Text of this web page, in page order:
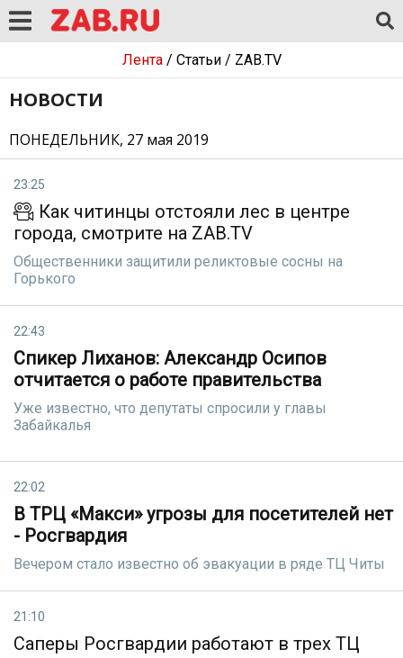
Лента/ Статьи/ ZAB.TV
НОВОСТИ
ПОНЕДЕЛЬНИК, 27 мая 2019
23:25
Как читинцы отстояли лес в центре
города, смотрите на ZAB.TV
Общественники защитили реликтовые сосны на
Горького
22:43
Спикер Лиханов: Александр Осипов
отчитается о работе правительства
Уже известно, что депутаты спросили у главы
Забайкалья
22:02
В ТРЦ «Макси» угрозы для посетителей нет
- Росгвардия
Вечером стало известно об эвакуации в ряде ТЦ Читы
21:10
Саперы Росгвардии работают в трех ТЦ